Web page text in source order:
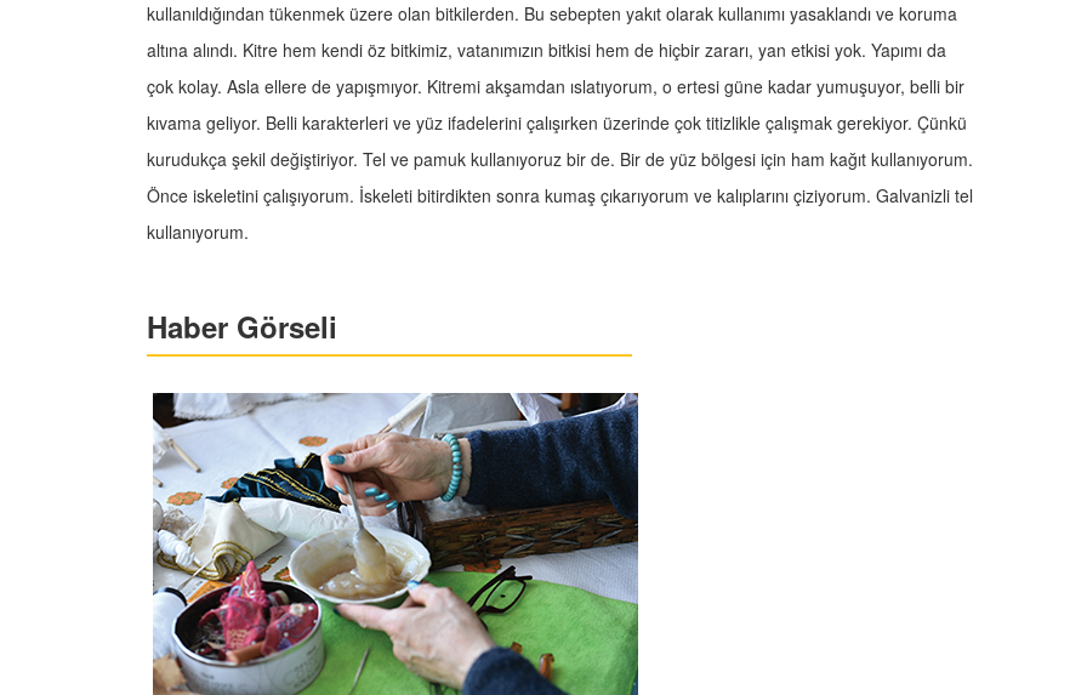
kullanıldığından tükenmek üzere olan bitkilerden. Bu sebepten yakıt olarak kullanımı yasaklandı ve koruma
altına alındı. Kitre hem kendi öz bitkimiz, vatanımızın bitkisi hem de hiçbir zararı, yan etkisi yok. Yapımı da
çok kolay. Asla ellere de yapışmıyor. Kitremi akşamdan ıslatıyorum, o ertesi güne kadar yumuşuyor, belli bir
kıvama geliyor. Belli karakterleri ve yüz ifadelerini çalışırken üzerinde çok titizlikle çalışmak gerekiyor. Çünkü
kurudukça şekil değiştiriyor. Tel ve pamuk kullanıyoruz bir de. Bir de yüz bölgesi için ham kağıt kullanıyorum.
Önce iskeletini çalışıyorum. İskeleti bitirdikten sonra kumaş çıkarıyorum ve kalıplarını çiziyorum. Galvanizli tel
kullanıyorum.
Haber Görseli